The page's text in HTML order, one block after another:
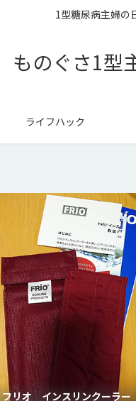
1型糖尿病主婦の
ものぐさ1型
ライフハック
フリオ インスリンクーラー